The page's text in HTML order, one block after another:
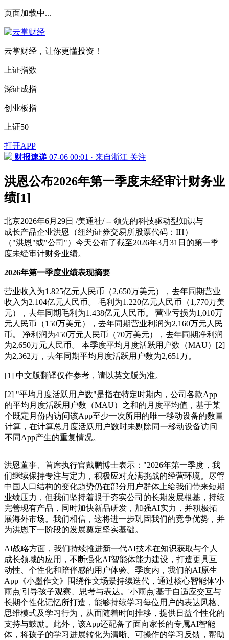
页面加载中...
云掌财经，让你更懂投资！
上证指数
深证成指
创业板指
上证50
打开APP
财报速递 07-06 00:01 · 来自浙江 关注
洪恩公布2026年第一季度未经审计财务业
绩[1]
北京2026年6月29日 /美通社/ -- 领先的科技驱动型知识与
成长产品企业洪恩（纽约证券交易所股票代码：IH）
（"洪恩"或"公司"）今天公布了截至2026年3月31日的第一季
度未经审计财务业绩。
2026年第一季度业绩表现摘要
营业收入为1.825亿元人民币（2,650万美元），去年同期营业
收入为2.104亿元人民币。 毛利为1.220亿元人民币（1,770万美
元），去年同期毛利为1.438亿元人民币。 营业亏损为1,010万
元人民币（150万美元），去年同期营业利润为2,160万元人民
币。 净利润为450万元人民币（70万美元），去年同期净利润
为2,650万元人民币。 本季度平均月度活跃用户数（MAU）[2]
为2,362万，去年同期平均月度活跃用户数为2,651万。
[1] 中文版翻译仅作参考，请以英文版为准。
[2] "平均月度活跃用户数"是指在特定时期内，公司各款App
的平均月度活跃用户数（MAU）之和的月度平均值，基于某
个既定月份内访问该App至少一次所用的唯一移动设备的数量
计算，在计算总月度活跃用户数时未剔除同一移动设备访问
不同App产生的重复情况。
洪恩董事、首席执行官戴鹏博士表示："2026年第一季度，我
们继续保持专注与定力，积极应对充满挑战的经营环境。尽管
中国人口结构的变化趋势仍在部分用户群体上给我们带来短期
业绩压力，但我们坚持着眼于夯实公司的长期发展根基，持续
完善现有产品，同时加快新品研发，加强AI实力，并积极拓
展海外市场。我们相信，这将进一步巩固我们的竞争优势，并
为洪恩下一阶段的发展奠定坚实基础。
AI战略方面，我们持续推进新一代AI技术在知识获取与个人
成长领域的应用，不断强化AI智能体能力建设，打造更具互
动性、个性化和陪伴感的用户体验。季度内，我们的AI原生
App《小墨作文》围绕作文场景持续迭代，通过核心智能体'小
雨点'引导孩子观察、思考与表达。'小雨点'基于自适应交互与
长期个性化记忆所打造，能够持续学习每位用户的表达风格、
思维模式及学习行为，从而随着时间推移，提供日益个性化的
支持与鼓励。此外，该App还配备了面向家长的专属AI智能
体，将孩子的学习进展转化为清晰、可操作的学习反馈，帮助